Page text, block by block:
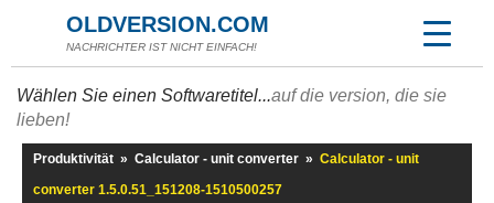
OLDVERSION.COM
NACHRICHTER IST NICHT EINFACH!
Wählen Sie einen Softwaretitel...auf die version, die sie
lieben!
Produktivität » Calculator - unit converter » Calculator - unit
converter 1.5.0.51_151208-1510500257